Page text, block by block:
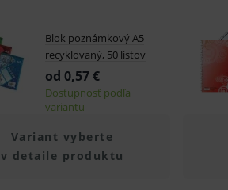
Blok poznámkový A5
recyklovaný, 50 listov
od 0,57 €
Dostupnosť podľa
variantu
Variant vyberte
v detaile produktu
používanie webu sú nutné.
_sp_id.ef32
_sp_ses.ef32